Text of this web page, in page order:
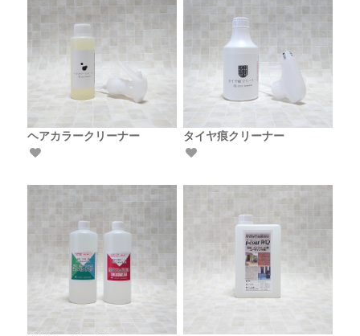
ヘアカラークリーナー タイヤ痕クリーナー